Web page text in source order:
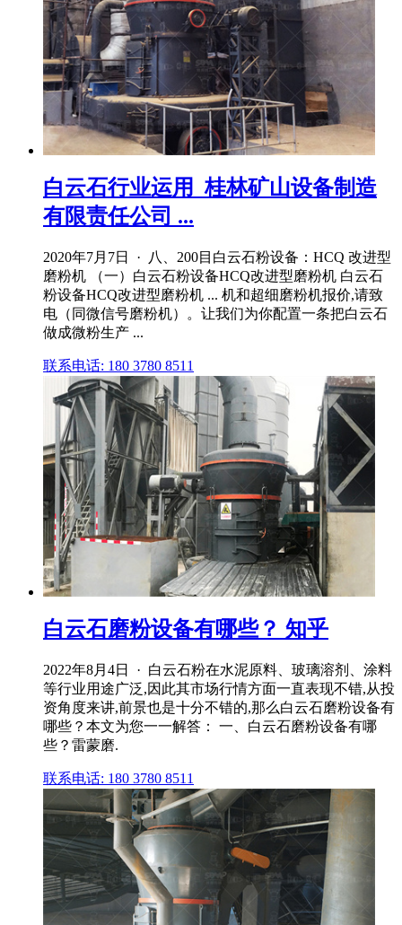
白云石行业运用_桂林矿山设备制造
有限责任公司 ...
2020年7月7日 · 八、200目白云石粉设备：HCQ 改进型
磨粉机 （一）白云石粉设备HCQ改进型磨粉机 白云石
粉设备HCQ改进型磨粉机 ... 机和超细磨粉机报价,请致
电（同微信号磨粉机）。让我们为你配置一条把白云石
做成微粉生产 ...
联系电话: 180 3780 8511
白云石磨粉设备有哪些？ 知乎
2022年8月4日 · 白云石粉在水泥原料、玻璃溶剂、涂料
等行业用途广泛,因此其市场行情方面一直表现不错,从投
资角度来讲,前景也是十分不错的,那么白云石磨粉设备有
哪些？本文为您一一解答： 一、白云石磨粉设备有哪
些？雷蒙磨.
联系电话: 180 3780 8511